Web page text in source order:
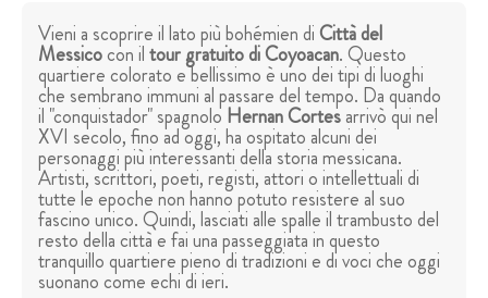
Vieni a scoprire il lato più bohémien diCittà del
Messicocon iltour gratuito di Coyoacan. Questo
quartiere colorato e bellissimo è uno dei tipi di luoghi
che sembrano immuni al passare del tempo. Da quando
il "conquistador" spagnolo Hernan Cortesarrivò qui nel
XVI secolo, fino ad oggi, ha ospitato alcuni dei
personaggi più interessanti della storia messicana.
Artisti, scrittori, poeti, registi, attori o intellettuali di
tutte le epoche non hanno potuto resistere al suo
fascino unico. Quindi, lasciati alle spalle il trambusto del
resto della città e fai una passeggiata in questo
tranquillo quartiere pieno di tradizioni e di voci che oggi
suonano come echi di ieri.